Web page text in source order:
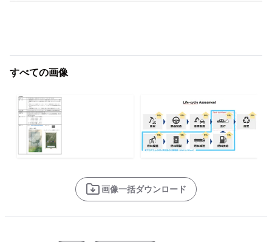
すべての画像
画像一括ダウンロード